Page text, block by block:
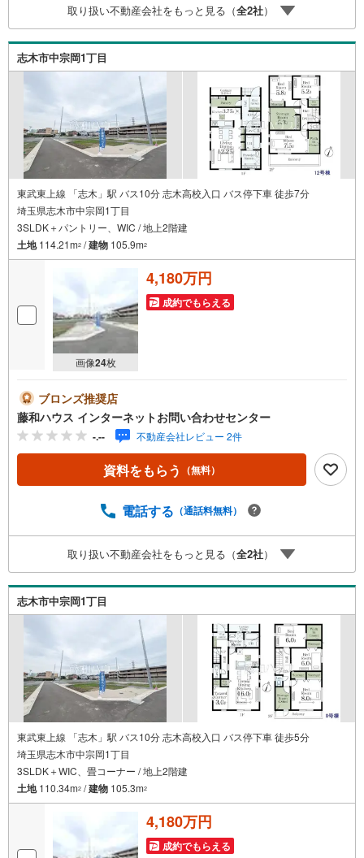
取り扱い不動産会社をもっと見る（全2社）
志木市中宗岡1丁目
東武東上線 「志木」駅 バス10分 志木高校入口 バス停下車 徒歩7分
埼玉県志木市中宗岡1丁目
3SLDK＋パントリー、WIC / 地上2階建
土地114.21m2 /建物 105.9m2
画像24枚
4,180万円
成約でもらえる
ブロンズ推奨店
藤和ハウス インターネットお問い合わせセンター
-.-- 不動産会社レビュー 2件
資料をもらう （無料）
電話する （通話料無料）
取り扱い不動産会社をもっと見る（全2社）
志木市中宗岡1丁目
東武東上線 「志木」駅 バス10分 志木高校入口 バス停下車 徒歩5分
埼玉県志木市中宗岡1丁目
3SLDK＋WIC、畳コーナー / 地上2階建
土地110.34m2 /建物 105.3m2
4,180万円
成約でもらえる